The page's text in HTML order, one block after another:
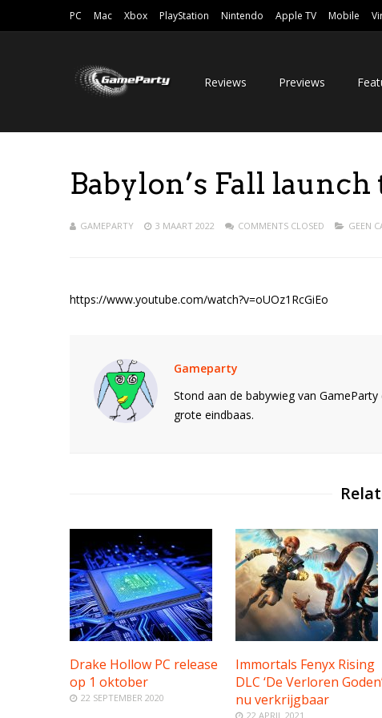
PC Mac Xbox PlayStation Nintendo Apple TV Mobile
Reviews Previews
Babylon’s Fall
GAMEPARTY 3 MAART 2022 COMMENTS CLOSED GEEN
https://www.youtube.com/watch?v=oUOz1RcGiEo
Gameparty
Stond aan de babywieg van
grote eindbaas.
Drake Hollow PC release
op 1 oktober
22 SEPTEMBER 2020
Immortals Fenyx Rising
DLC ‘De Verloren
nu verkrijgbaar
22 APRIL 2021